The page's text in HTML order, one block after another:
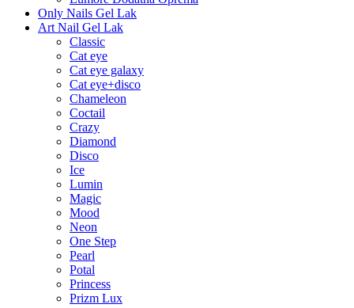
Only Nails Gel Lak
Art Nail Gel Lak
Classic
Cat eye
Cat eye galaxy
Cat eye+disco
Chameleon
Coctail
Crazy
Diamond
Disco
Ice
Lumin
Magic
Mood
Neon
One Step
Pearl
Potal
Princess
Prizm Lux